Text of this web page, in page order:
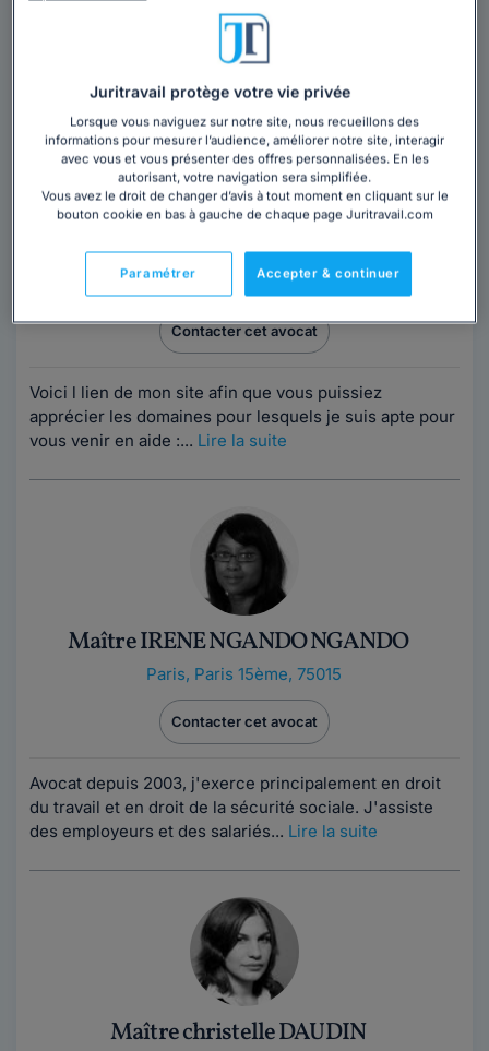
Trouver un avocat
Maître Florence DUPIRÉ-NOSBAUM
Paris, Paris 8ème, 75008
Contacter cet avocat
Voici l lien de mon site afin que vous puissiez
apprécier les domaines pour lesquels je suis apte pour
vous venir en aide :... Lire la suite
Maître IRENE NGANDO NGANDO
Paris, Paris 15ème, 75015
Contacter cet avocat
Avocat depuis 2003, j'exerce principalement en droit
du travail et en droit de la sécurité sociale. J'assiste
des employeurs et des salariés... Lire la suite
Maître christelle DAUDIN
Juritravail protège votre vie privée
Lorsque vous naviguez sur notre site, nous recueillons des
informations pour mesurer l’audience, améliorer notre site, interagir
avec vous et vous présenter des offres personnalisées. En les
autorisant, votre navigation sera simplifiée.
Vous avez le droit de changer d’avis à tout moment en cliquant sur le
bouton cookie en bas à gauche de chaque page Juritravail.com
Accepter & continuer
Paramétrer